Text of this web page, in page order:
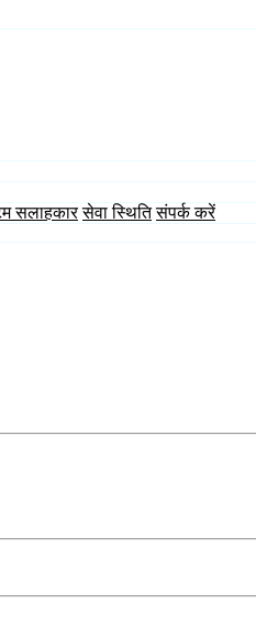
सलाहकार सेवा स्थिति संपर्क करें